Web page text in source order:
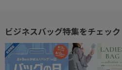
ビジネスバッグ特集をチェック